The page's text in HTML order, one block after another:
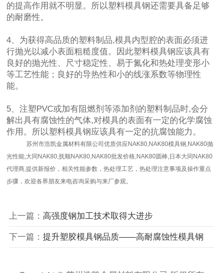
的提高作用就不明显。所以塑料模具钢还需要具备足够
的耐磨性。
4、为获得高品质的塑料制品,模具内型腔的表面必须进
行抛光以减小表面粗糙度值。因此塑料模具钢应该具有
良好的抛光性、尺寸稳定性、易于氮化和热处理变形小
等工艺性能；良好的导热性和小的线涨系数等物理性
能。
5、注塑PVC或加有阻燃剂等添加剂的塑料制品时,会分
解出具有腐蚀性的气体,对模具的表面有一定的化学腐蚀
作用。所以塑料模具钢应该具有一定的抗腐蚀能力。
苏州市浩凯金属材料有限公司优质供应NAK80,NAK80模具钢,NAK80抛
光性能,大同NAK80,抚顺NAK80,NAK80批发价格,NAK80圆棒,日本大同NAK80
代理商,提供新报价，相关性能参数，热处理工艺，热处理注意事项及操作重点
步骤，欢迎各界朋友来电咨询采购与来厂参观。
上一篇： 高强度钢加工技术取得大进步
下一篇： 提升塑胶模具钢品质——高耐腐蚀性模具钢